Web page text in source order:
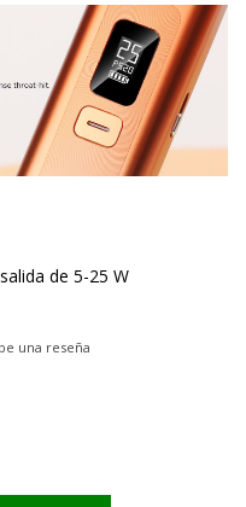
de 5-25 W
una reseña